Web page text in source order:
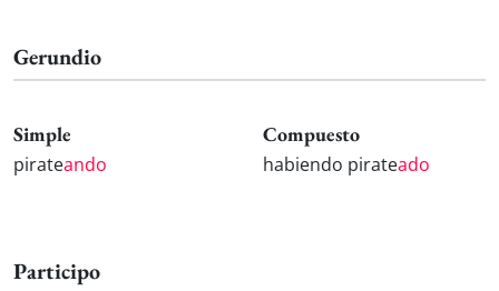
Gerundio
Simple
pirateando
Compuesto
habiendo pirateado
Participo